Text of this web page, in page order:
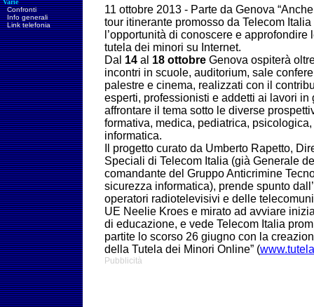
Varie
Confronti
Info generali
Link telefonia
11 ottobre 2013 - Parte da Genova
tour itinerante promosso da Telecom
l’opportunità di conoscere e
tutela dei minori su Internet.
Dal 14 al 18 ottobre Genova ospiterà
incontri in scuole, auditorium, sale
palestre e cinema, realizzati con il
esperti, professionisti e addetti ai lavori in
affrontare il tema sotto le diverse
formativa, medica, pediatrica,
informatica.
Il progetto curato da Umberto Rapetto,
Speciali di Telecom Italia (già Generale
comandante del Gruppo Anticrimine
sicurezza informatica), prende spunto
operatori radiotelevisivi e delle
UE Neelie Kroes e mirato ad avviare
di educazione, e vede Telecom Italia
partite lo scorso 26 giugno con la
della Tutela dei Minori Online” (
Pubblicità